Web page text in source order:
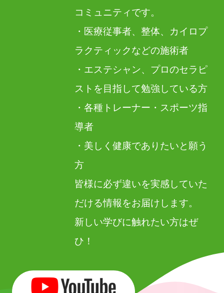
コミュニティです。
・医療従事者、整体、カイロプ
ラクティックなどの施術者
・エステシャン、プロのセラピ
ストを目指して勉強している方
・各種トレーナー・スポーツ指
導者
・美しく健康でありたいと願う
方
皆様に必ず違いを実感していた
だける情報をお届けします。
新しい学びに触れたい方はぜ
ひ！